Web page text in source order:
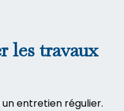
les travaux
entretien régulier.